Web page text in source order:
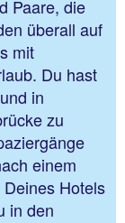
Paare, die
überall auf
mit
Du hast
in
zu
einem
Hotels
in den